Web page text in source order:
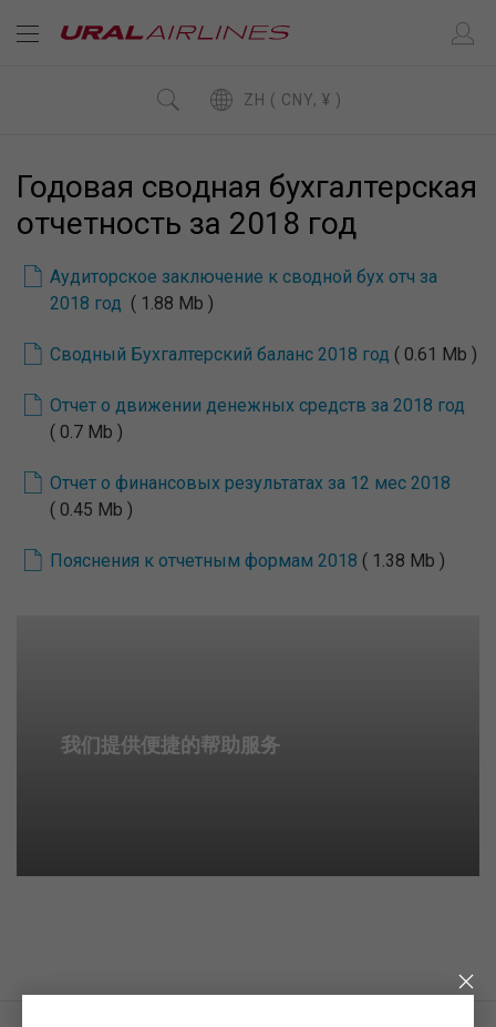
ZH ( CNY, ¥ )
Годовая сводная бухгалтерская
отчетность за 2018 год
Аудиторское заключение к сводной бух отч за
2018 год ( 1.88 Mb )
Сводный Бухгалтерский баланс 2018 год ( 0.61 Mb )
Отчет о движении денежных средств за 2018 год
( 0.7 Mb )
Отчет о финансовых результатах за 12 мес 2018
( 0.45 Mb )
Пояснения к отчетным формам 2018 ( 1.38 Mb )
我们提供便捷的帮助服务